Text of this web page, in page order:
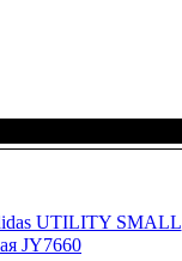
UTILITY SMALL
JY7660